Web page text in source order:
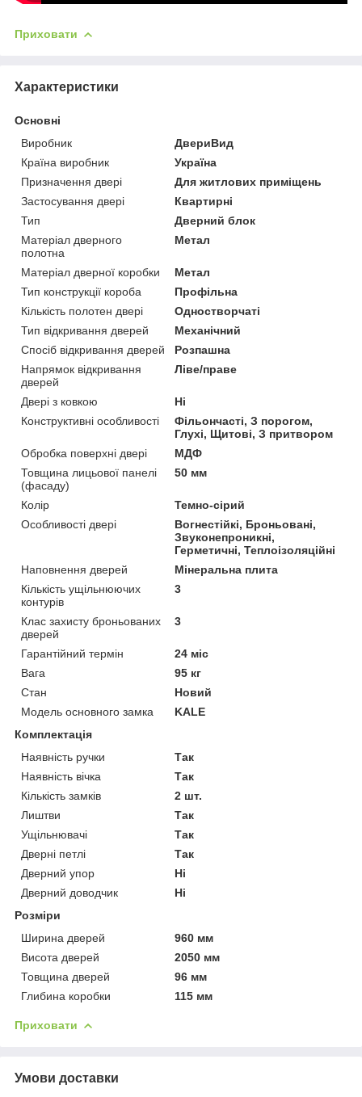
Приховати
Характеристики
Основні
Виробник
ДвериВид
Країна виробник
Україна
Призначення двері
Для житлових приміщень
Застосування двері
Квартирні
Тип
Дверний блок
Матеріал дверного
полотна
Метал
Матеріал дверної коробки
Метал
Тип конструкції короба
Профільна
Кількість полотен двері
Одностворчаті
Тип відкривання дверей
Механічний
Спосіб відкривання дверей
Розпашна
Напрямок відкривання
дверей
Ліве/праве
Двері з ковкою
Ні
Конструктивні особливості
Фільончасті, З порогом,
Глухі, Щитові, З притвором
Обробка поверхні двері
МДФ
Товщина лицьової панелі
(фасаду)
50 мм
Колір
Темно-сірий
Особливості двері
Вогнестійкі, Броньовані,
Звуконепроникні,
Герметичні, Теплоізоляційні
Наповнення дверей
Мінеральна плита
Кількість ущільнюючих
контурів
3
Клас захисту броньованих
дверей
3
Гарантійний термін
24 міс
Вага
95 кг
Стан
Новий
Модель основного замка
KALE
Комплектація
Наявність ручки
Так
Наявність вічка
Так
Кількість замків
2 шт.
Лиштви
Так
Ущільнювачі
Так
Дверні петлі
Так
Дверний упор
Ні
Дверний доводчик
Ні
Розміри
Ширина дверей
960 мм
Висота дверей
2050 мм
Товщина дверей
96 мм
Глибина коробки
115 мм
Приховати
Умови доставки